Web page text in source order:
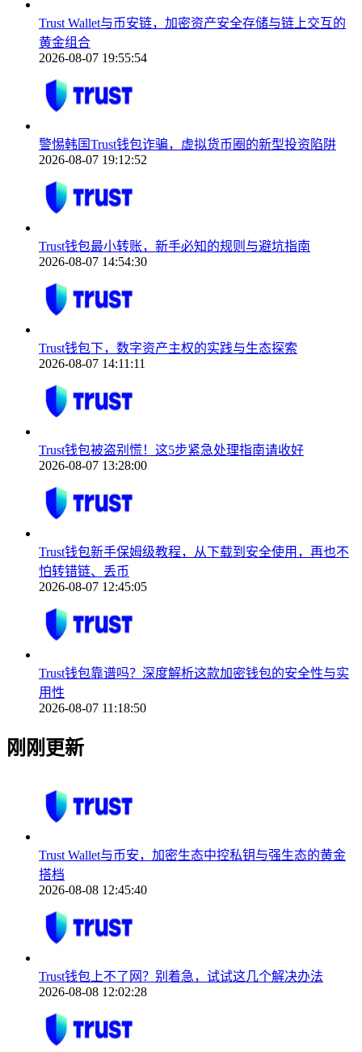
Trust Wallet与币安链，加密资产安全存储与链上交互的
黄金组合
2026-08-07 19:55:54
警惕韩国Trust钱包诈骗，虚拟货币圈的新型投资陷阱
2026-08-07 19:12:52
Trust钱包最小转账，新手必知的规则与避坑指南
2026-08-07 14:54:30
Trust钱包下，数字资产主权的实践与生态探索
2026-08-07 14:11:11
Trust钱包被盗别慌！这5步紧急处理指南请收好
2026-08-07 13:28:00
Trust钱包新手保姆级教程，从下载到安全使用，再也不
怕转错链、丢币
2026-08-07 12:45:05
Trust钱包靠谱吗？深度解析这款加密钱包的安全性与实
用性
2026-08-07 11:18:50
刚刚更新
Trust Wallet与币安，加密生态中控私钥与强生态的黄金
搭档
2026-08-08 12:45:40
Trust钱包上不了网？别着急，试试这几个解决办法
2026-08-08 12:02:28